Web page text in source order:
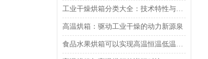
工业干燥烘箱分类大全：技术特性与应用指南
高温烘箱：驱动工业干燥的动力新源泉
食品水果烘箱可以实现高温恒温低温多种烘烤模式自由